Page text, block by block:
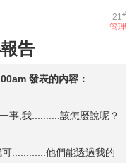
21#
管理
告
發表的內容：
事,我..........該怎麼說呢？
............他們能透過我的